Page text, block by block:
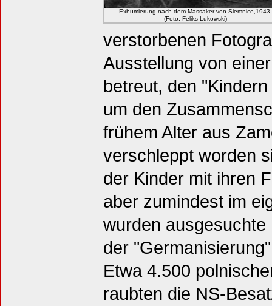
Exhumierung nach dem Massaker von Siemnice,1943.
(Foto: Feliks Lukowski)
verstorbenen
Ausstellung von
betreut, den
um den
frühem Alter aus
verschleppt worden
der Kinder mit ihren
aber zumindest im
wurden
der
Etwa 4.500
raubten die NS-